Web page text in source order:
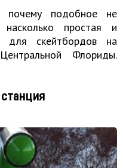
почему подобное не
простая и
для скейтбордов на
Флориды.